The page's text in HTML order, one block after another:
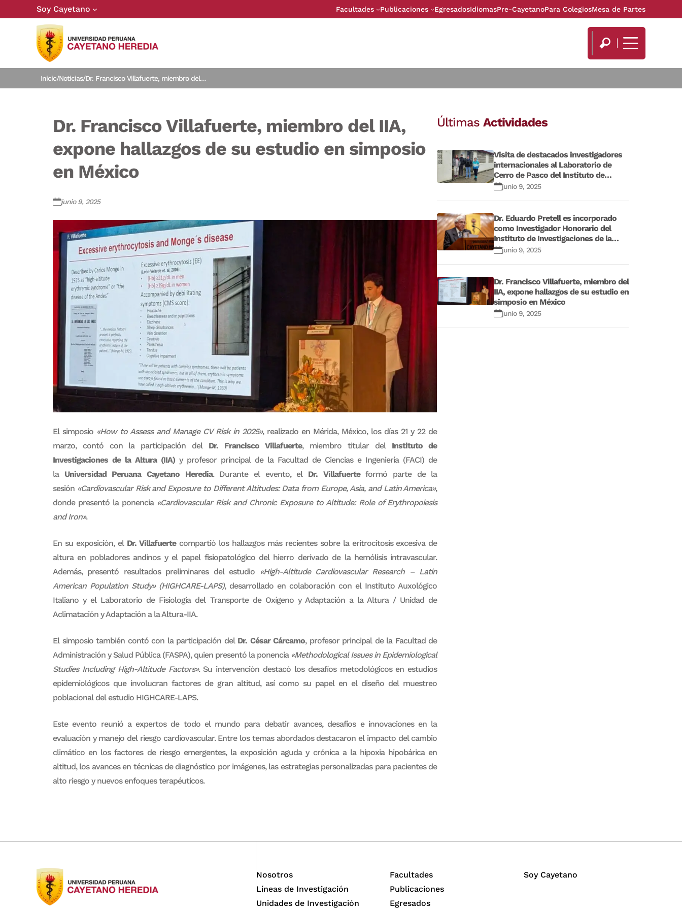
Soy Cayetano Facultades Publicaciones EgresadosIdiomasPre-CayetanoPara ColegiosMesa de Partes
Inicio/Noticias/ Dr. Francisco Villafuerte, miembro del IIA, expone hallazgos de su estudio en simposio en México
Dr. Francisco Villafuerte, miembro del IIA,
expone hallazgos de su estudio en simposio
en México
junio 9, 2025
El simposio «How to Assess and Manage CV Risk in 2025», realizado en Mérida, México, los días 21 y 22 de
marzo, contó con la participación delDr. Francisco Villafuerte, miembro titular del Instituto de
Investigaciones de la Altura (IIA) y profesor principal de la Facultad de Ciencias e Ingeniería (FACI) de
la Universidad Peruana Cayetano Heredia. Durante el evento, el Dr. Villafuerteformó parte de la
sesión «Cardiovascular Risk and Exposure to Different Altitudes: Data from Europe, Asia, and Latin America»,
donde presentó la ponencia «Cardiovascular Risk and Chronic Exposure to Altitude: Role of Erythropoiesis
and Iron».
En su exposición, el Dr. Villafuertecompartió los hallazgos más recientes sobre la eritrocitosis excesiva de
altura en pobladores andinos y el papel fisiopatológico del hierro derivado de la hemólisis intravascular.
Además, presentó resultados preliminares del estudio
«High-Altitude Cardiovascular Research – Latin
American Population Study» (HIGHCARE-LAPS), desarrollado en colaboración con el Instituto Auxológico
Italiano y el Laboratorio de Fisiología del Transporte de Oxígeno y Adaptación a la Altura / Unidad de
Aclimatación y Adaptación a la Altura-IIA.
El simposio también contó con la participación del Dr. César Cárcamo, profesor principal de la Facultad de
Administración y Salud Pública (FASPA), quien presentó la ponencia «Methodological Issues in Epidemiological
Studies Including High-Altitude Factors». Su intervención destacó los desafíos metodológicos en estudios
epidemiológicos que involucran factores de gran altitud, así como su papel en el diseño del muestreo
poblacional del estudio HIGHCARE-LAPS.
Este evento reunió a expertos de todo el mundo para debatir avances, desafíos e innovaciones en la
evaluación y manejo del riesgo cardiovascular. Entre los temas abordados destacaron el impacto del cambio
climático en los factores de riesgo emergentes, la exposición aguda y crónica a la hipoxia hipobárica en
altitud, los avances en técnicas de diagnóstico por imágenes, las estrategias personalizadas para pacientes de
alto riesgo y nuevos enfoques terapéuticos.
ÚltimasActividades
Visita de destacados investigadores
internacionales al Laboratorio de
Cerro de Pasco del Instituto de
Investigaciones de la Altura
junio 9, 2025
Dr. Eduardo Pretell es incorporado
como Investigador Honorario del
Instituto de Investigaciones de la
Altura
junio 9, 2025
Dr. Francisco Villafuerte, miembro del
IIA, expone hallazgos de su estudio en
simposio en México
junio 9, 2025
Nosotros
Líneas de Investigación
Unidades de Investigación
Facultades
Publicaciones
Egresados
Soy Cayetano